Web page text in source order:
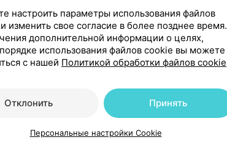
настроить параметры использования файлов
изменить свое согласие в более позднее время.
дополнительной информации о целях,
использования файлов cookie вы можете
с нашей Политикой обработки файлов cookie
Отклонить Принять
Персональные настройки Cookie